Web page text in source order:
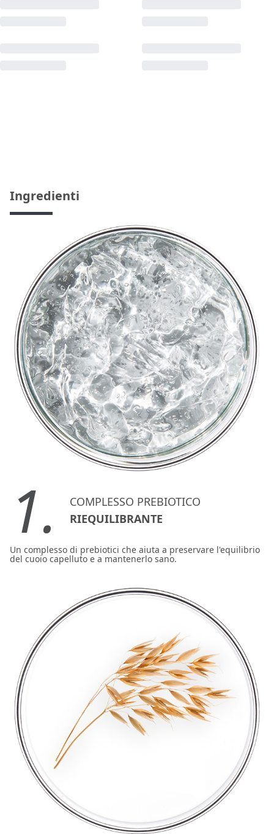
Ingredienti
1.
COMPLESSO PREBIOTICO
RIEQUILIBRANTE
Un complesso di prebiotici che aiuta a preservare l'equilibrio
del cuoio capelluto e a mantenerlo sano.